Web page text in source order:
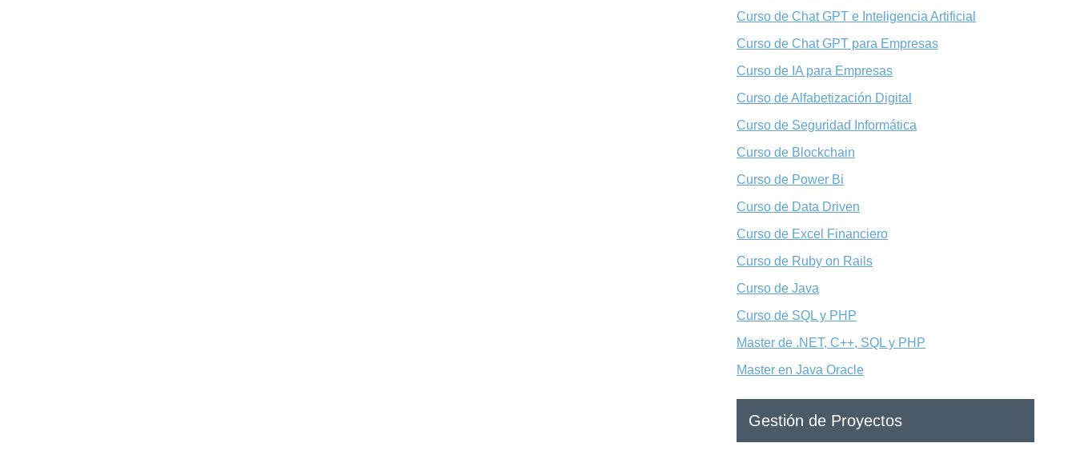
Curso de Chat GPT e Inteligencia Artificial
Curso de Chat GPT para Empresas
Curso de IA para Empresas
Curso de Alfabetización Digital
Curso de Seguridad Informática
Curso de Blockchain
Curso de Power Bi
Curso de Data Driven
Curso de Excel Financiero
Curso de Ruby on Rails
Curso de Java
Curso de SQL y PHP
Master de .NET, C++, SQL y PHP
Master en Java Oracle
Gestión de Proyectos